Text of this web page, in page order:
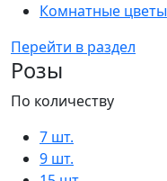
Комнатные цветы
Перейти в раздел
Розы
По количеству
7 шт.
9 шт.